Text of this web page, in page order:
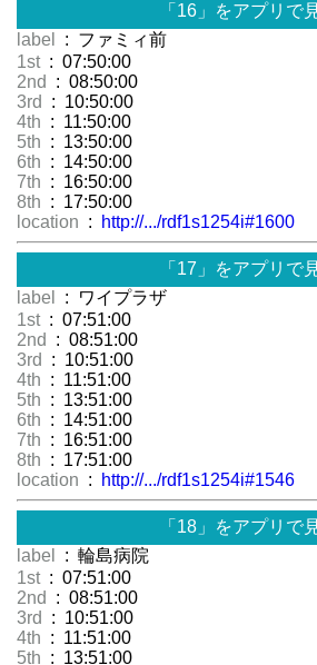
「16」をアプリで
label
: ファミィ前
1st : 07:50:00
2nd
: 08:50:00
3rd
: 10:50:00
4th : 11:50:00
5th : 13:50:00
6th : 14:50:00
7th : 16:50:00
8th : 17:50:00
location : http://.../rdf1s1254i#1600
「17」をアプリで
label
: ワイプラザ
1st : 07:51:00
2nd
: 08:51:00
3rd
: 10:51:00
4th : 11:51:00
5th : 13:51:00
6th : 14:51:00
7th : 16:51:00
8th : 17:51:00
location : http://.../rdf1s1254i#1546
「18」をアプリで
label
: 輪島病院
1st : 07:51:00
2nd
: 08:51:00
3rd
: 10:51:00
4th : 11:51:00
5th : 13:51:00